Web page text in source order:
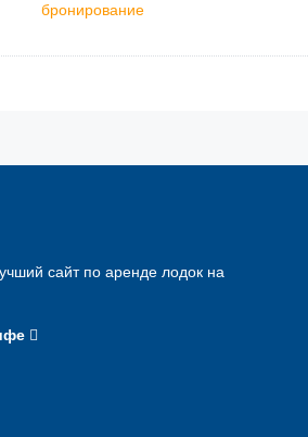
бронирование
сайт по аренде лодок на